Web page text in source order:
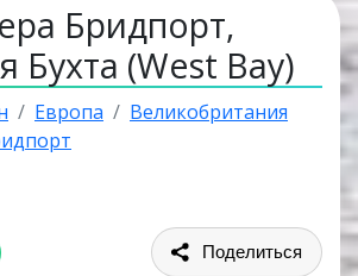
Бридпорт,
Бухта (West Bay)
Европа
Великобритания
Поделиться